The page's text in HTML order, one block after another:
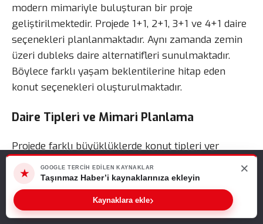
Özdemir Mandalin lansmana özel fiyatlarla satışta
modern mimariyle buluşturan bir proje
geliştirilmektedir. Projede 1+1, 2+1, 3+1 ve 4+1 daire
seçenekleri planlanmaktadır. Aynı zamanda zemin
üzeri dubleks daire alternatifleri sunulmaktadır.
Böylece farklı yaşam beklentilerine hitap eden
konut seçenekleri oluşturulmaktadır.
Daire Tipleri ve Mimari Planlama
Projede farklı büyüklüklerde konut tipleri yer
almaktadır. 1+1 daireler 37 metrekare ve 51
metrekare seçenekleriyle sunulmaktadır. Ayrıca
geniş aileler için 2+1, 3+1 ve 4+1 daire alternatifleri
bulunmaktadır. Dairelerde yüksek tavan mimarisi
Web sitemizde size en iyi deneyimi sunabilmemiz için çerezleri
kullanıyoruz. Bu siteyi kullanmaya devam ederseniz, bunu kabul
ettiğinizi varsayarız.
Tamam
★
GOOGLE TERCIH EDILEN KAYNAKLAR
Taşınmaz Haber’i kaynaklarınıza ekleyin
Kaynaklara ekle›
×